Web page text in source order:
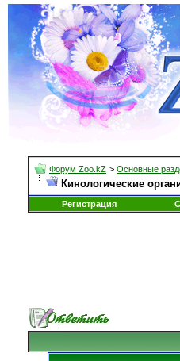
Форум Zoo.kZ > Основные
Кинологические
Регистрация